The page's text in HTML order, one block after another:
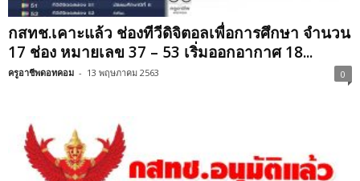
กสทช.เคาะแล้ว ช่องทีวีดิจิตอลเพื่อการศึกษา จำนวน
17 ช่อง หมายเลข 37 – 53 เริ่มออกอากาศ 18...
ครูอาชีพดอทคอม - 13 พฤษภาคม 2563 0